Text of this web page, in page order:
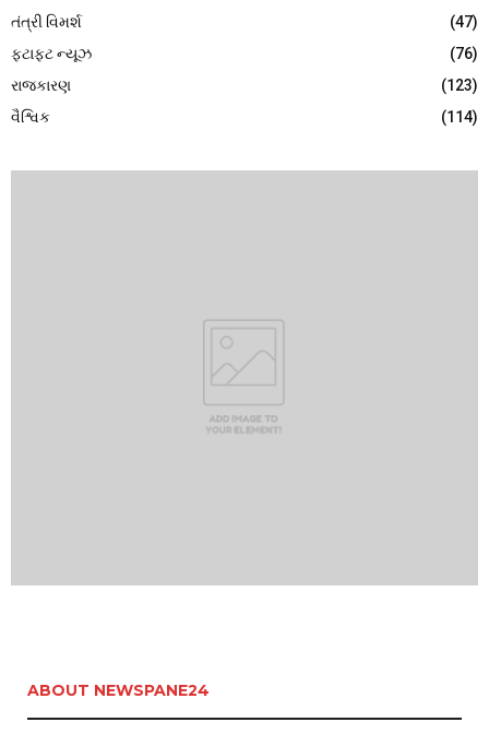
તંત્રી વિમર્શ
(47)
ફટાફટ ન્યૂઝ
(76)
રાજકારણ
(123)
વૈશ્વિક
(114)
ABOUT NEWSPANE24